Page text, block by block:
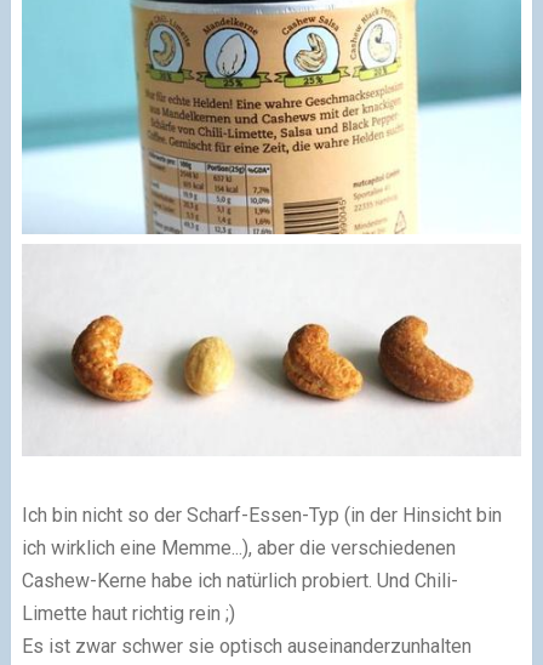
Ich bin nicht so der Scharf-Essen-Typ (in der Hinsicht bin
ich wirklich eine Memme...), aber die verschiedenen
Cashew-Kerne habe ich natürlich probiert. Und Chili-
Limette haut richtig rein ;)
Es ist zwar schwer sie optisch auseinanderzunhalten